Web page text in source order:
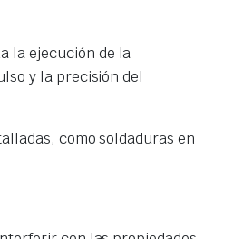
la ejecución de la
y la precisión del
como soldaduras en